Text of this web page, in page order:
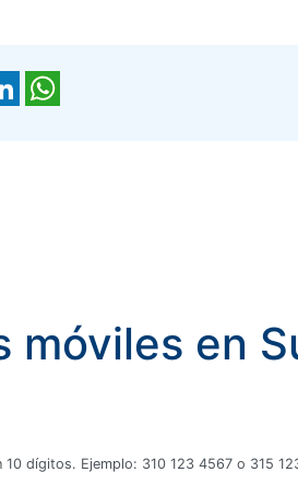
móviles en
dígitos. Ejemplo: 310 123 4567 o 315